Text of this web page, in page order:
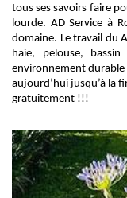
tous ses savoirs faire
lourde. AD Service à
domaine. Le travail du
haie, pelouse,
environnement
aujourd’hui jusqu’à la
gratuitement !!!